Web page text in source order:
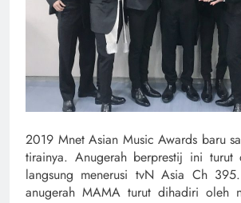
2019 Mnet Asian Music Awards baru
tirainya. Anugerah berprestij ini turut
langsung menerusi tvN Asia Ch
anugerah MAMA turut dihadiri oleh